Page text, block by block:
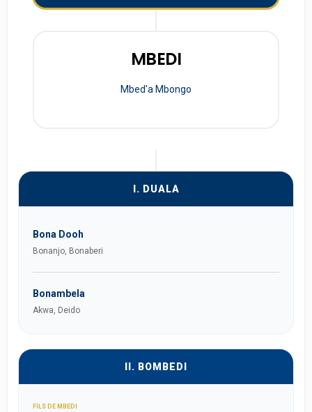
MBEDI
Mbed'a Mbongo
I. DUALA
Bona Dooh
Bonanjo, Bonaberi
Bonambela
Akwa, Deido
II. BOMBEDI
FILS DE MBEDI